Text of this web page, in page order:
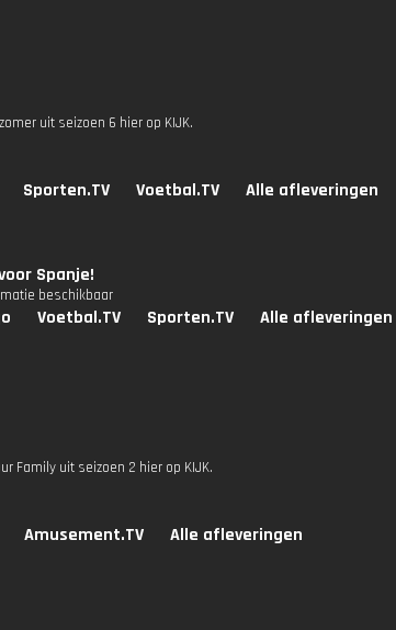
uit seizoen 6 hier op KIJK.
Sporten.TV Voetbal.TV Alle afleveringen
Spanje!
beschikbaar
Voetbal.TV Sporten.TV Alle afleveringen
Family uit seizoen 2 hier op KIJK.
Amusement.TV Alle afleveringen